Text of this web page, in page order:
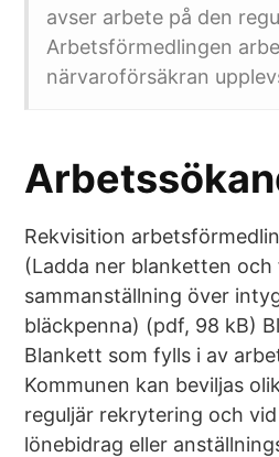
avser arbete på den
Arbetsförmedlingen
närvaroförsäkran
Rekvisition
(Ladda ner blanketten
sammanställning över
bläckpenna) (pdf, 98 kB)
Blankett som fylls i av
Kommunen kan beviljas
reguljär rekrytering och
lönebidrag eller